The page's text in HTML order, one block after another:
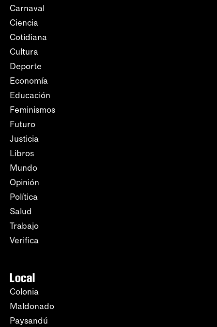
Carnaval
Ciencia
Cotidiana
Cultura
Deporte
Economía
Educación
Feminismos
Futuro
Justicia
Libros
Mundo
Opinión
Política
Salud
Trabajo
Verifica
Local
Colonia
Maldonado
Paysandú